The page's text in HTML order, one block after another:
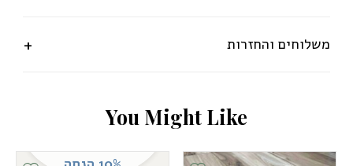
משלוחים והחזרות
You Might Like